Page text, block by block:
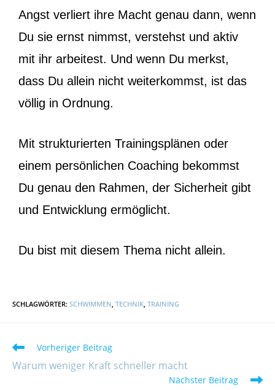
Angst verliert ihre Macht genau dann, wenn
Du sie ernst nimmst, verstehst und aktiv
mit ihr arbeitest. Und wenn Du merkst,
dass Du allein nicht weiterkommst, ist das
völlig in Ordnung.
Mit strukturierten Trainingsplänen oder
einem persönlichen Coaching bekommst
Du genau den Rahmen, der Sicherheit gibt
und Entwicklung ermöglicht.
Du bist mit diesem Thema nicht allein.
SCHLAGWÖRTER: SCHWIMMEN TECHNIK TRAINING
Vorheriger Beitrag
Warum weniger Kraft schneller macht
Nächster Beitrag